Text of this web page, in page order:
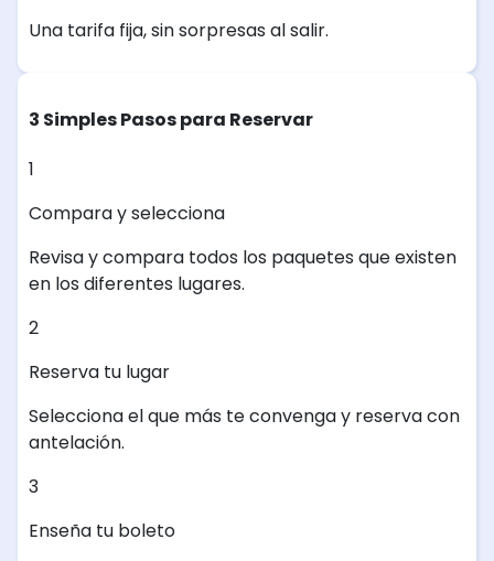
Una tarifa fija, sin sorpresas al salir.
3 Simples Pasos para Reservar
1
Compara y selecciona
Revisa y compara todos los paquetes que existen
en los diferentes lugares.
2
Reserva tu lugar
Selecciona el que más te convenga y reserva con
antelación.
3
Enseña tu boleto